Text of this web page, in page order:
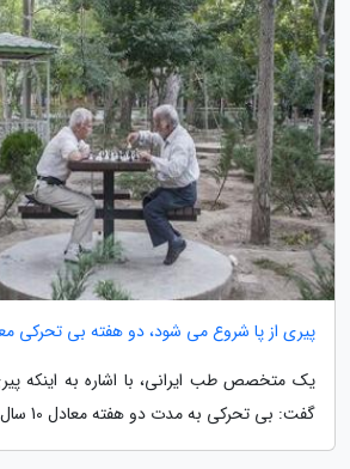
پیری از پا شروع می شود، دو هفته بی تحرکی معادل 10
یک متخصص طب ایرانی، با اشاره به اینکه
گفت: بی تحرکی به مدت دو هفته معادل 10 سال پیری است.